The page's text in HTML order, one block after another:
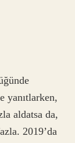
yanıtlarken,
aldatsa da,
2019’da